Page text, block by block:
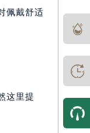
佩戴舒适
这里提